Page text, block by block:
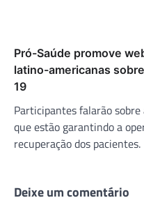
Pró-Saúde promove
latino-americanas
19
Participantes falarão
que estão garantindo a
recuperação dos pacientes.
Deixe um comentário